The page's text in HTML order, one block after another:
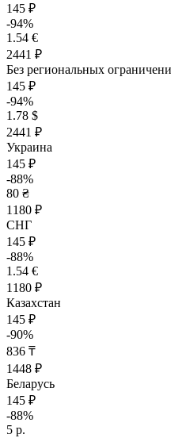
145 ₽
-94%
1.54 €
2441 ₽
Без региональных
145 ₽
-94%
1.78 $
2441 ₽
Украина
145 ₽
-88%
80 ₴
1180 ₽
СНГ
145 ₽
-88%
1.54 €
1180 ₽
Казахстан
145 ₽
-90%
836 ₸
1448 ₽
Беларусь
145 ₽
-88%
5 р.